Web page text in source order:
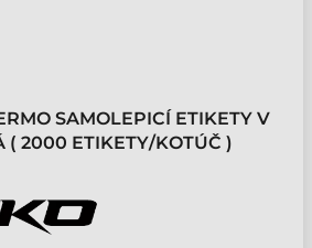
SAMOLEPICÍ ETIKETY V
( 2000 ETIKETY/KOTÚČ )